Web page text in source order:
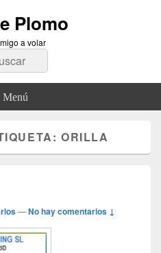
Plomo
a volar
Menú
ORILLA
—No hay comentarios ↓